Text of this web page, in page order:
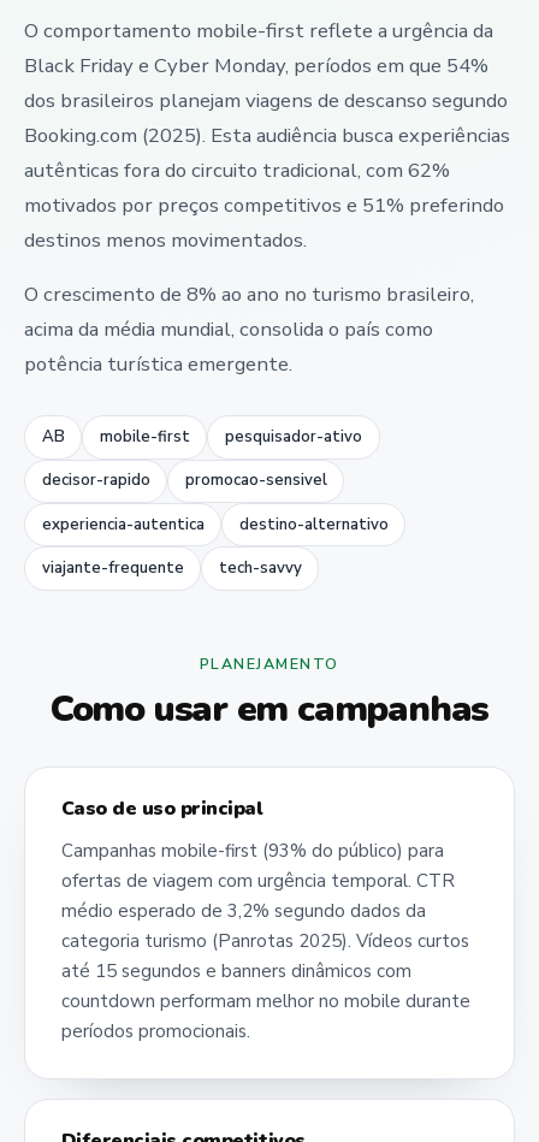
O comportamento mobile-first reflete a urgência da
Black Friday e Cyber Monday, períodos em que 54%
dos brasileiros planejam viagens de descanso segundo
Booking.com (2025). Esta audiência busca experiências
autênticas fora do circuito tradicional, com 62%
motivados por preços competitivos e 51% preferindo
destinos menos movimentados.
O crescimento de 8% ao ano no turismo brasileiro,
acima da média mundial, consolida o país como
potência turística emergente.
AB mobile-first pesquisador-ativo
decisor-rapido promocao-sensivel
experiencia-autentica destino-alternativo
viajante-frequente tech-savvy
PLANEJAMENTO
Como usar em campanhas
Caso de uso principal
Campanhas mobile-first (93% do público) para
ofertas de viagem com urgência temporal. CTR
médio esperado de 3,2% segundo dados da
categoria turismo (Panrotas 2025). Vídeos curtos
até 15 segundos e banners dinâmicos com
countdown performam melhor no mobile durante
períodos promocionais.